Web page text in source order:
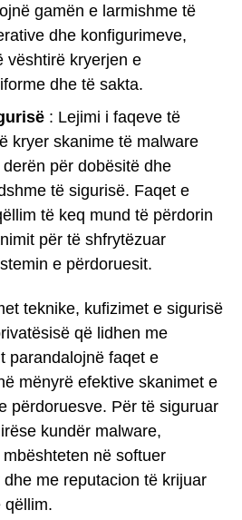
gamën e larmishme të
dhe konfigurimeve,
vështirë kryerjen e
dhe të sakta.
: Lejimi i faqeve të
kryer skanime të malware
për dobësitë dhe
të sigurisë. Faqet e
të keq mund të përdorin
për të shfrytëzuar
e përdoruesit.
teknike, kufizimet e sigurisë
që lidhen me
parandalojnë faqet e
mënyrë efektive skanimet e
përdoruesve. Për të siguruar
kundër malware,
në softuer
me reputacion të krijuar
qëllim.